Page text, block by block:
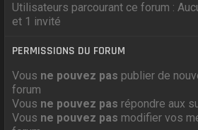
Utilisateurs parcourant ce forum :
et 1 invité
PERMISSIONS DU FORUM
Vous ne pouvez pas publier de
forum
Vous ne pouvez pas répondre aux
Vous ne pouvez pas modifier vos